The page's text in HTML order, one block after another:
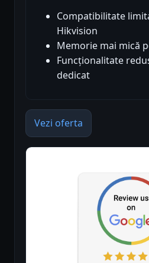
Compatibilitate
Hikvision
Memorie mai mică
Funcționalitate
dedicat
Vezi oferta